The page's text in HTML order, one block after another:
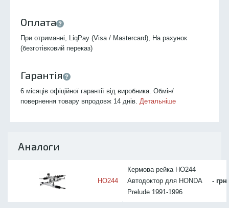
Оплата
При отриманні, LiqPay (Visa / Mastercard), На рахунок
(безготівковий переказ)
Гарантія
6 місяців офіційної гарантії від виробника. Обмін/
повернення товару впродовж 14 днів. Детальніше
Аналоги
HO244
Кермова рейка HO244
Автодоктор для HONDA
Prelude 1991-1996
- грн